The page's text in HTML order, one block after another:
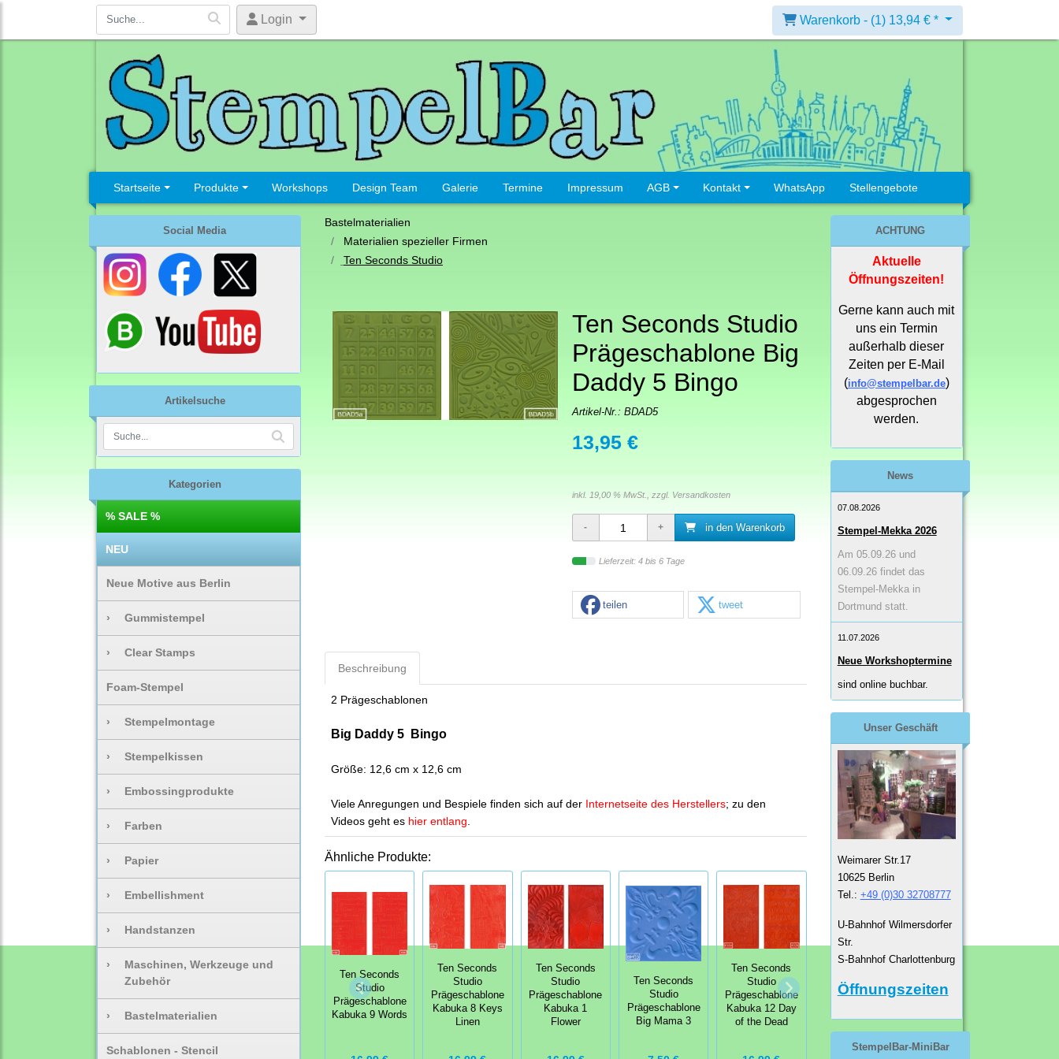
Login Warenkorb - (1) 13,94 € *
Startseite Produkte Workshops Design Team Galerie Termine Impressum AGB Kontakt WhatsApp Stellengebote
Social Media
Artikelsuche
Kategorien
% SALE %
NEU
Neue Motive aus Berlin
› Gummistempel
› Clear Stamps
Foam-Stempel
› Stempelmontage
› Stempelkissen
› Embossingprodukte
› Farben
› Papier
› Embellishment
› Handstanzen
›
Maschinen, Werkzeuge und
Zubehör
› Bastelmaterialien
Schablonen - Stencil
Bastelmaterialien
Materialien spezieller Firmen
Ten Seconds Studio
Ten Seconds Studio
Prägeschablone Big
Daddy 5 Bingo
Artikel-Nr.: BDAD5
13,95 €
inkl. 19,00 % MwSt., zzgl. Versandkosten
in den Warenkorb
Lieferzeit: 4 bis 6 Tage
teilen tweet
Beschreibung
2 Prägeschablonen
Big Daddy 5 Bingo
Größe: 12,6 cm x 12,6 cm
Viele Anregungen und Bespiele finden sich auf der Internetseite des Herstellers; zu den
Videos geht es hier entlang.
Ähnliche Produkte:
Ten Seconds
Studio
Prägeschablone
Kabuka 9 Words
Ten Seconds
Studio
Prägeschablone
Kabuka 8 Keys
Linen
Ten Seconds
Studio
Prägeschablone
Kabuka 1
Flower
Ten Seconds
Studio
Prägeschablone
Big Mama 3
Ten Seconds
Studio
Prägeschablone
Kabuka 12 Day
of the Dead
Ten Seconds
Studio
Big Mama 9
Ten Seconds
Studio
Big Daddy 6
ACHTUNG
Aktuelle
Öffnungszeiten!
Gerne kann auch mit
uns ein Termin
außerhalb dieser
Zeiten per E-Mail
(info@stempelbar.de)
abgesprochen
werden.
News
07.08.2026
Stempel-Mekka 2026
Am 05.09.26 und
06.09.26 findet das
Stempel-Mekka in
Dortmund statt.
11.07.2026
Neue Workshoptermine
sind online buchbar.
Unser Geschäft
Weimarer Str.17
10625 Berlin
Tel.: +49 (0)30 32708777
U-Bahnhof Wilmersdorfer
Str.
S-Bahnhof Charlottenburg
Öffnungszeiten
StempelBar-MiniBar